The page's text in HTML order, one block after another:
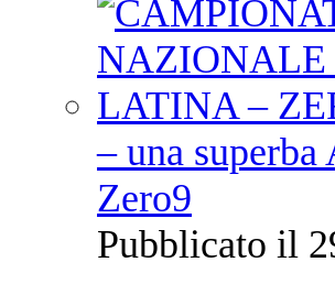
– una
Zero9
Pubblicato il